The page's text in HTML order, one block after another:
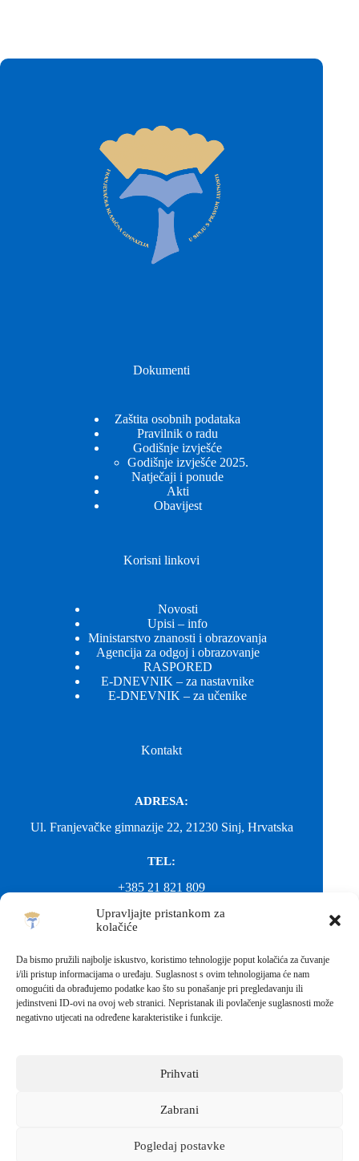
Upravljajte pristankom za
kolačiće
Da bismo pružili najbolje iskustvo, koristimo tehnologije poput kolačića za čuvanje
i/ili pristup informacijama o uređaju. Suglasnost s ovim tehnologijama će nam
omogućiti da obrađujemo podatke kao što su ponašanje pri pregledavanju ili
jedinstveni ID-ovi na ovoj web stranici. Nepristanak ili povlačenje suglasnosti može
negativno utjecati na određene karakteristike i funkcije.
Prihvati
Zabrani
Pogledaj postavke
Dokumenti
Zaštita osobnih podataka
Pravilnik o radu
Godišnje izvješće
Godišnje izvješće 2025.
Natječaji i ponude
Akti
Obavijest
Korisni linkovi
Novosti
Upisi – info
Ministarstvo znanosti i obrazovanja
Agencija za odgoj i obrazovanje
RASPORED
E-DNEVNIK – za nastavnike
E-DNEVNIK – za učenike
Kontakt
ADRESA:
Ul. Franjevačke gimnazije 22, 21230 Sinj, Hrvatska
TEL:
+385 21 821 809
EMAIL:
EMAIL:
fkgsinj@gmail.com
Svako neovlašteno preuzimanje fotografija i sadržaja s ove web
Sva prava pridržana © 2026 - FRANJEVAČKA KLASIČNA
PRAVOM JAVNOSTI